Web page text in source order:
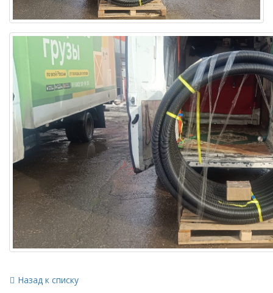
Назад к списку